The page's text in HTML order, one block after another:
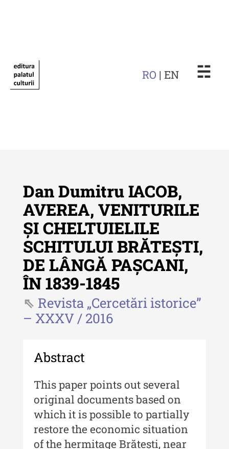
RO | EN ☵
Revista "Cercetări istorice"
Revista "Cercetări istorice" - XLIV
- 2025
Revista "Cercetări istorice" - XLIII
- 2024
Revista "Cercetări istorice" - XLII -
2023
de Istorie a Moldovei
Buletinul ”Ioan Neculce” al
Muzeului de Istorie a Moldovei -
XXIV / 2018
Dan Dumitru IACOB,
AVEREA, VENITURILE
ȘI CHELTUIELILE
SCHITULUI BRĂTEȘTI,
DE LÂNGĂ PAȘCANI,
ÎN 1839-1845
Revista „Cercetări istorice”
– XXXV / 2016
Abstract
This paper points out several
original documents based on
which it is possible to partially
restore the economic situation
of the hermitage Brătești, near